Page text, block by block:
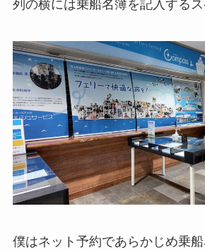
列の横には乗船名簿を記入するス
僕はネット予約であらかじめ乗